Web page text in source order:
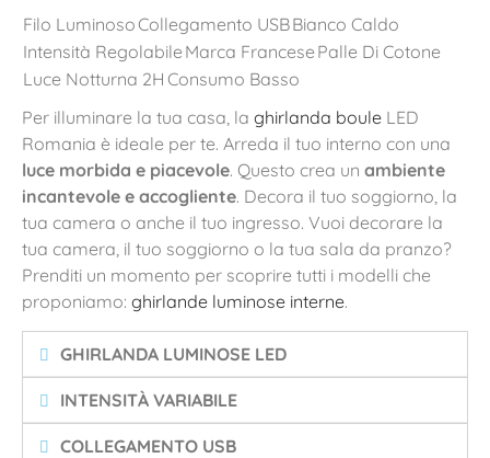
Filo LuminosoCollegamento USBBianco Caldo
Intensità Regolabile Marca Francese Palle Di Cotone
Luce Notturna 2H Consumo Basso
Per illuminare la tua casa, la ghirlanda boule LED
Romania è ideale per te. Arreda il tuo interno con una
luce morbida e piacevole. Questo crea un ambiente
incantevole e accogliente. Decora il tuo soggiorno, la
tua camera o anche il tuo ingresso. Vuoi decorare la
tua camera, il tuo soggiorno o la tua sala da pranzo?
Prenditi un momento per scoprire tutti i modelli che
proponiamo: ghirlande luminose interne.
GHIRLANDA LUMINOSE LED
INTENSITÀ VARIABILE
COLLEGAMENTO USB